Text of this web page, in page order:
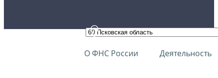
О ФНС России Деятельность